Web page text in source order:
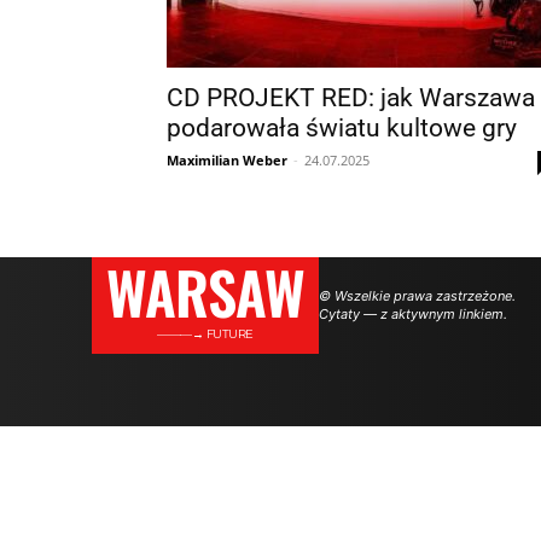
CD PROJEKT RED: jak Warszawa
podarowała światu kultowe gry
Maximilian Weber - 24.07.2025
WARSAW
———→ FUTURE
© Wszelkie prawa zastrzeżone.
Cytaty — z aktywnym linkiem.